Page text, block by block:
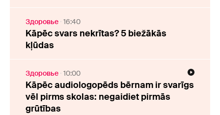
Здоровье 16:40
Kāpēc svars nekrītas? 5 biežākās
kļūdas
Здоровье 10:00
Kāpēc audiologopēds bērnam ir svarīgs
vēl pirms skolas: negaidiet pirmās
grūtības